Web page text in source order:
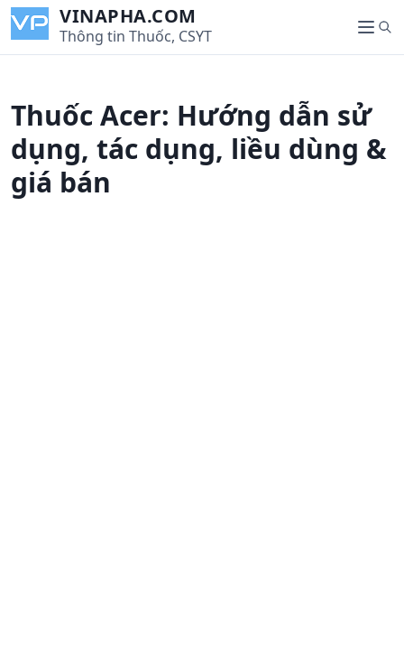
i
VINAPHA.COM
Thông tin Thuốc, CSYT
M
e
u
S
e
h
Thuốc Acer: Hướng dẫn sử
dụng, tác dụng, liều dùng &
giá bán